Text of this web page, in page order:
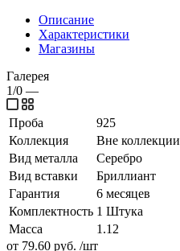
Описание
Характеристики
Магазины
Галерея
1/0 —
Проба
925
Коллекция
Вне коллекции
Вид металла
Серебро
Вид вставки
Бриллиант
Гарантия
6 месяцев
Комплектность 1 Штука
Масса
1.12
от 79.60 руб. /шт